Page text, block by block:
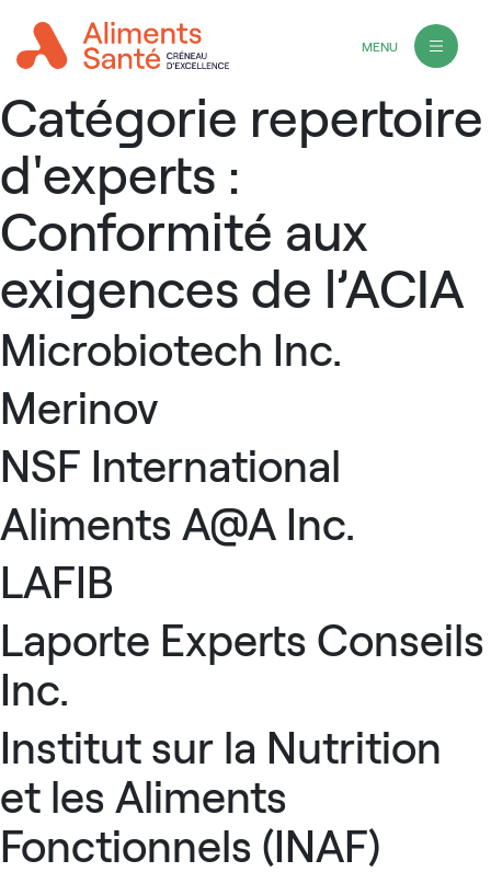
MENU
Catégorie repertoire
d'experts :
Conformité aux
exigences de l’ACIA
Microbiotech Inc.
Merinov
NSF International
Aliments A@A Inc.
LAFIB
Laporte Experts Conseils
Inc.
Institut sur la Nutrition
et les Aliments
Fonctionnels (INAF)